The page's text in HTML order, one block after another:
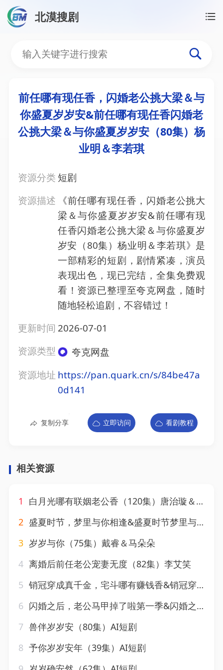
北漠搜剧
前任哪有现任香，闪婚
前任哪有现任香，闪婚老公挑大梁＆与
你盛夏岁岁安&前任哪有现任香闪婚老
公挑大梁＆与你盛夏岁岁安（80集）杨
业明＆李若琪
资源分类 短剧
资源描述
《前任哪有现任香，闪婚老公挑大
梁＆与你盛夏岁岁安&前任哪有现
任香闪婚老公挑大梁＆与你盛夏岁
岁安（80集）杨业明＆李若琪》是
一部精彩的短剧，剧情紧凑，演员
表现出色，现已完结，全集免费观
看！资源已整理至夸克网盘，随时
随地轻松追剧，不容错过！
更新时间 2026-07-01
资源类型
夸克网盘
资源地址 https://pan.quark.cn/s/84be47a
0d141
复制分享 立即访问 看剧教程
相关资源
1
白月光哪有联姻老公香（120集）唐治璇＆张诗媛
2 盛夏时节，梦里与你相逢&盛夏时节梦里与你相逢（19集）AI短剧
3 岁岁与你（75集）戴睿＆马朵朵
4 离婚后前任老公宠妻无度（82集）李艾笑
5 销冠穿成真千金，宅斗哪有赚钱香&销冠穿成真千金宅斗哪有赚钱香（70集）AI短剧
6 闪婚之后，老公马甲掉了啦第一季&闪婚之后老公马甲掉了啦第一季（125集）AI短剧
7 兽伴岁岁安（80集）AI短剧
8 予你岁岁安年（39集）AI短剧